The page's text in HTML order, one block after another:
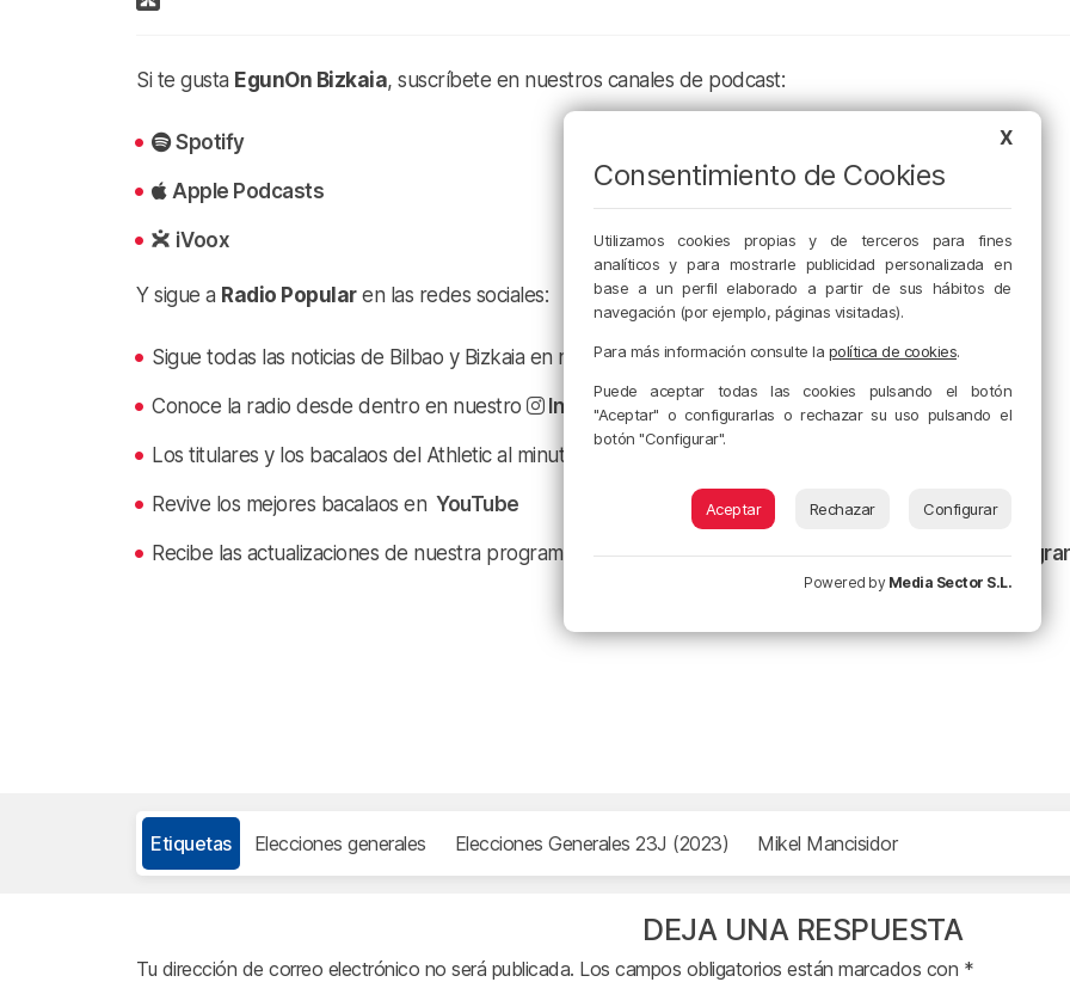
Si te gusta EgunOn Bizkaia, suscríbete en nuestros canales de podcast:
Spotify
Apple Podcasts
iVoox
Y sigue a Radio Popularen las redes sociales:
Sigue todas las noticias de Bilbao y Bizkaia en nuestro Facebook
Conoce la radio desde dentro en nuestro Instagram
Los titulares y los bacalaos del Athletic al minuto en
Revive los mejores bacalaos en YouTube
Recibe las actualizaciones de nuestra programación y nuestras noticias en nuestro canal de
Etiquetas Elecciones generales Elecciones Generales 23J (2023) Mikel Mancisidor
DEJA UNA RESPUESTA
Tu dirección de correo electrónico no será publicada. Los campos obligatorios están marcados con *
X
Consentimiento de Cookies
Utilizamos cookies propias y de terceros para fines
analíticos y para mostrarle publicidad personalizada en
base a un perfil elaborado a partir de sus hábitos de
navegación (por ejemplo, páginas visitadas).
Para más información consulte la política de cookies.
Puede aceptar todas las cookies pulsando el botón
"Aceptar" o configurarlas o rechazar su uso pulsando el
botón "Configurar".
Aceptar Rechazar Configurar
Powered by Media Sector S.L.